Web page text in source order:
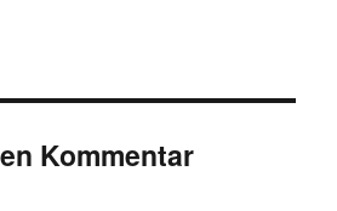
Kommentar